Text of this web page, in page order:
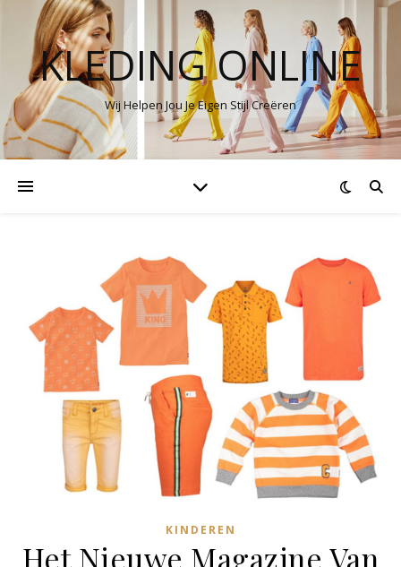
KLEDING ONLINE
Wij Helpen Jou Je Eigen Stijl Creëren
KINDEREN
Het Nieuwe Magazine Van